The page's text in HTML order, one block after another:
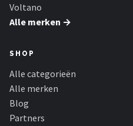
Voltano
Alle merken →
SHOP
Alle categorieën
Alle merken
Blog
Partners